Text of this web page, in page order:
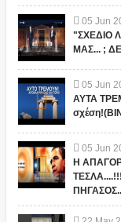
05 Jun
"ΣΧΕΔΙΟ
ΜΑΣ... ;
05 Jun
ΑΥΤΑ
05 Jun
Η